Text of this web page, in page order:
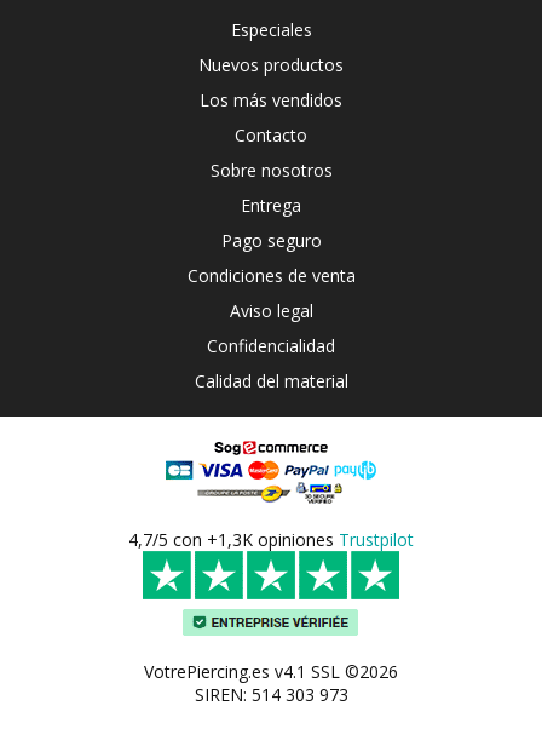
Especiales
Nuevos productos
Los más vendidos
Contacto
Sobre nosotros
Entrega
Pago seguro
Condiciones de venta
Aviso legal
Confidencialidad
Calidad del material
4,7/5 con +1,3K opiniones Trustpilot
VotrePiercing.es v4.1 SSL ©2026
SIREN: 514 303 973